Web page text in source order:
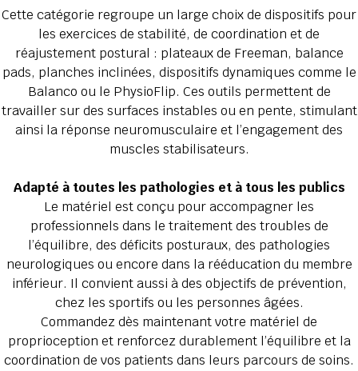
Cette catégorie regroupe un large choix de dispositifs pour
les exercices de stabilité, de coordination et de
réajustement postural : plateaux de Freeman, balance
pads, planches inclinées, dispositifs dynamiques comme le
Balanco ou le PhysioFlip. Ces outils permettent de
travailler sur des surfaces instables ou en pente, stimulant
ainsi la réponse neuromusculaire et l’engagement des
muscles stabilisateurs.
Adapté à toutes les pathologies et à tous les publics
Le matériel est conçu pour accompagner les
professionnels dans le traitement des troubles de
l’équilibre, des déficits posturaux, des pathologies
neurologiques ou encore dans la rééducation du membre
inférieur. Il convient aussi à des objectifs de prévention,
chez les sportifs ou les personnes âgées.
Commandez dès maintenant votre matériel de
proprioception et renforcez durablement l’équilibre et la
coordination de vos patients dans leurs parcours de soins.